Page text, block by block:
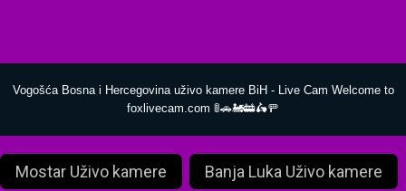
Vogošća Bosna i Hercegovina uživo kamere BiH - Live Cam Welcome to
foxlivecam.com 🚦🚗🚂🚋🛵🚥
Mostar Uživo kamere Banja Luka Uživo kamere